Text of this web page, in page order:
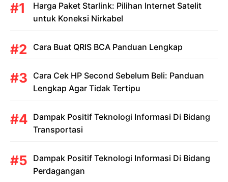
Harga Paket Starlink: Pilihan Internet Satelit
untuk Koneksi Nirkabel
Cara Buat QRIS BCA Panduan Lengkap
Cara Cek HP Second Sebelum Beli: Panduan
Lengkap Agar Tidak Tertipu
Dampak Positif Teknologi Informasi Di Bidang
Transportasi
Dampak Positif Teknologi Informasi Di Bidang
Perdagangan